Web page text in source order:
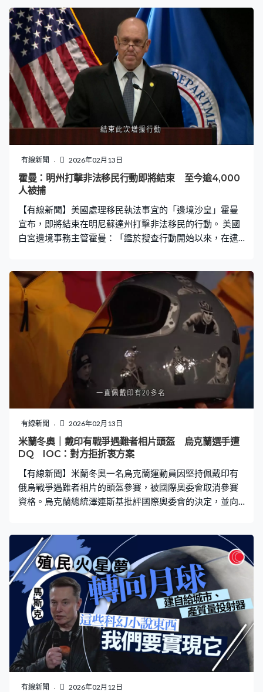
1.3萬億美元。 溫室氣體危害研究結果2009年由時任總統
奧巴馬發布，是美國溫室氣體排放政策的基石。奧巴馬批
評特朗普政府的行動只為增加化石燃料產業收益，使國民
更不安全和健康，並無力應對氣候變遷。
有線新聞 2026年02月13日
霍曼：明州打擊非法移民行動即將結束 至今逾4,000
人被捕
【有線新聞】美國處理移民執法事宜的「邊境沙皇」霍曼
宣布，即將結束在明尼蘇達州打擊非法移民的行動。 美國
白宮邊境事務主管霍曼：「鑑於搜查行動開始以來，在逮
普同意結束此次增援行動。」 霍曼又指行動中逾4,000人
被捕，當地非法活動顯著減少，執法人員開始撤離，下周
會繼續縮小部署規模。移民及海關執法局去年12月起到明
尼蘇達州開展大規模打擊非法移民行動，1月先後擊斃兩名
公民，觸發全美示威，特朗普其後派遣霍曼處理事件。
有線新聞 2026年02月13日
米蘭冬奧｜戴印有戰爭遇難者相片頭盔 烏克蘭選手遭
DQ IOC：對方拒折衷方案
【有線新聞】米蘭冬奧一名烏克蘭運動員因堅持佩戴印有
俄烏戰爭遇難者相片的頭盔參賽，被國際奧委會取消參賽
資格。烏克蘭總統澤連斯基批評國際奧委會的決定，並向
戴印有20多名在俄烏戰爭中遇難的烏克蘭運動員頭像的頭
盔，他打算在比賽期間佩戴，向逝世運動員和他們的家人
致敬。但國際奧委會認為他的頭盔不符合《奧林匹克憲
章》規定，要求對方更換，並提出折衷方案，包括在比賽
期間佩戴黑色臂章，或者在採訪區或新聞發布會才展示頭
盔，但赫拉斯克維奇拒絕，被取消參賽資格。 赫拉斯克維
奇認為自己沒有違反規定，準備向國際體育仲裁院提出申
訴，又稱作為運動員夢想就是獲得奧運獎牌，但他現時感
覺被人剝奪機會。烏克蘭冬奧運動員赫拉斯克維奇：「你
可以想像我作為職業運動員，4年來每天訓練多個小時，走
遍世界各地參加各項世界盃比賽，就是為了今天能夠在這
有線新聞 2026年02月12日